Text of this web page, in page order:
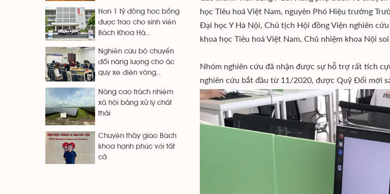
học Tiêu hoá Việt Nam, nguyên Phó Hiệu trưởng
Đại học Y Hà Nội, Chủ tịch Hội đồng Viện nghiên
khoa học Tiêu hoá Việt Nam, Chủ nhiệm khoa Nội
Nhóm nghiên cứu đã nhận được sự hỗ trợ rất tích
nghiên cứu bắt đầu từ 11/2020, được Quỹ Đổi mới
Hơn 1 tỷ đồng học bổng
được trao cho sinh viên
Bách Khoa Hà...
Nghiên cứu bộ chuyển
đổi năng lượng cho ắc
quy xe điện vòng...
Nâng cao trách nhiệm
xã hội bằng xử lý chất
thải
Chuyện thầy giáo Bách
khoa hạnh phúc với tất
cả